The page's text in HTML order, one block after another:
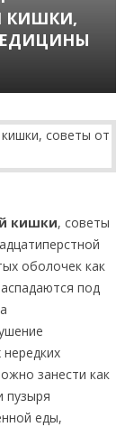
КИШКИ,
кишки, советы
оболочек как
под
занести как
пузыря
еды,